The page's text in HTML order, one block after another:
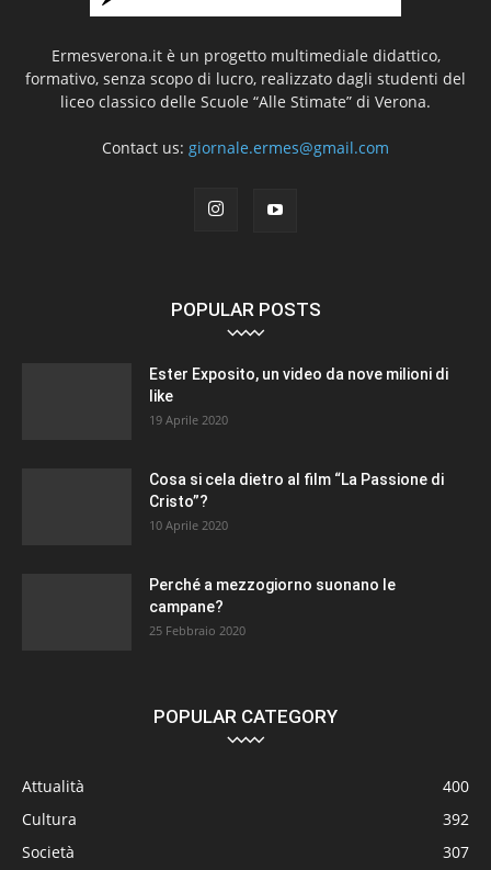
Ermesverona.it è un progetto multimediale didattico,
formativo, senza scopo di lucro, realizzato dagli studenti del
liceo classico delle Scuole “Alle Stimate” di Verona.
Contact us: giornale.ermes@gmail.com
POPULAR POSTS
Ester Exposito, un video da nove milioni di
like
19 Aprile 2020
Cosa si cela dietro al film “La Passione di
Cristo”?
10 Aprile 2020
Perché a mezzogiorno suonano le
campane?
25 Febbraio 2020
POPULAR CATEGORY
Attualità
400
Cultura
392
Società
307